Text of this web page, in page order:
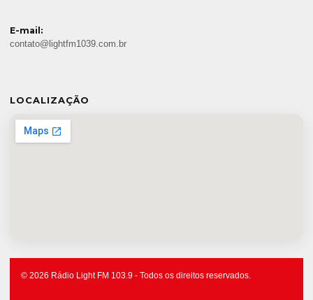
E-mail:
contato@lightfm1039.com.br
LOCALIZAÇÃO
© 2026 Rádio Light FM 103.9 - Todos os direitos reservados.